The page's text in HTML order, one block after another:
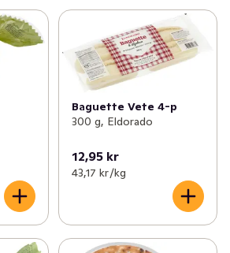
Baguette Vete 4-p
300 g, Eldorado
12,95 kr
43,17 kr /kg